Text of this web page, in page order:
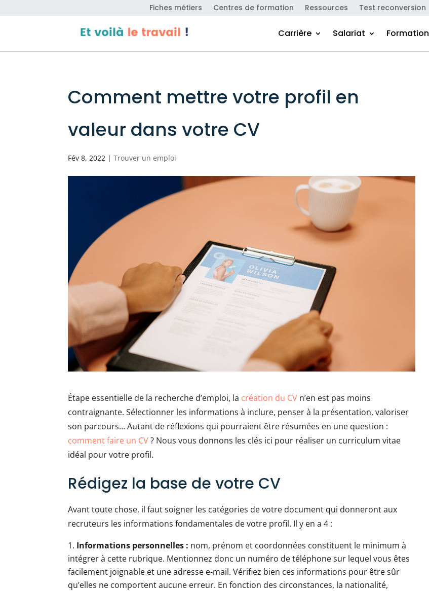
Fiches métiers Centres de formation Ressources Test reconversion
Carrière Salariat Formation
Comment mettre votre profil en
valeur dans votre CV
Fév 8, 2022 |Trouver un emploi
Étape essentielle de la recherche d’emploi, la création du CV n’en est pas moins
contraignante. Sélectionner les informations à inclure, penser à la présentation, valoriser
son parcours… Autant de réflexions qui pourraient être résumées en une question :
comment faire un CV? Nous vous donnons les clés ici pour réaliser un curriculum vitae
idéal pour votre profil.
Rédigez la base de votre CV
Avant toute chose, il faut soigner les catégories de votre document qui donneront aux
recruteurs les informations fondamentales de votre profil. Il y en a 4 :
Informations personnelles : nom, prénom et coordonnées constituent le minimum à
intégrer à cette rubrique. Mentionnez donc un numéro de téléphone sur lequel vous êtes
facilement joignable et une adresse e-mail. Vérifiez bien ces informations pour être sûr
qu’elles ne comportent aucune erreur. En fonction des circonstances, la nationalité,